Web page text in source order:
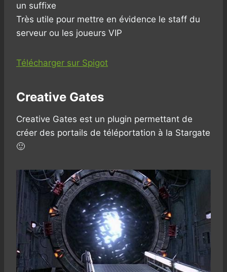
un suffixe
Très utile pour mettre en évidence le staff du
serveur ou les joueurs VIP
Télécharger sur Spigot
Creative Gates
Creative Gates est un plugin permettant de
créer des portails de téléportation à la Stargate
🙂